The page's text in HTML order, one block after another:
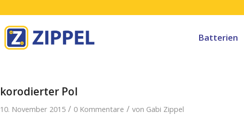
Batterien
korodierter Pol
10. November 2015 / 0 Kommentare / von Gabi Zippel